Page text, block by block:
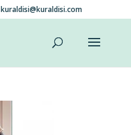
kuraldisi@kuraldisi.com